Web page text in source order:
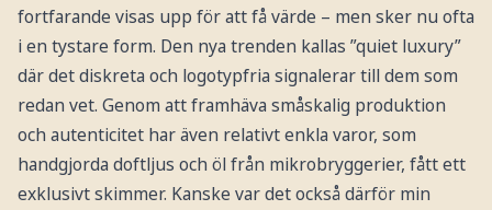
fortfarande visas upp för att få värde – men sker nu ofta
i en tystare form. Den nya trenden kallas ”quiet luxury”
där det diskreta och logotypfria signalerar till dem som
redan vet. Genom att framhäva småskalig produktion
och autenticitet har även relativt enkla varor, som
handgjorda doftljus och öl från mikrobryggerier, fått ett
exklusivt skimmer. Kanske var det också därför min